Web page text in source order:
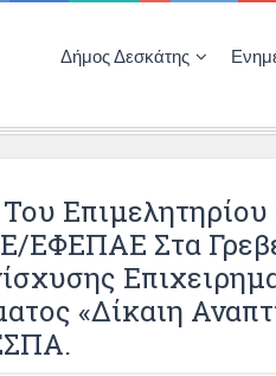
Δήμος Δεσκάτης
Στα
«Δίκαιη